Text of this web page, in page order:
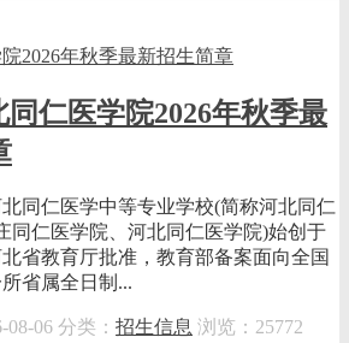
仁医学院2026年秋季最
同仁医学中等专业学校(简称河北同仁
同仁医学院、河北同仁医学院)始创于
省教育厅批准，教育部备案面向全国
省属全日制...
08-06 分类： 招生信息 浏览：25772